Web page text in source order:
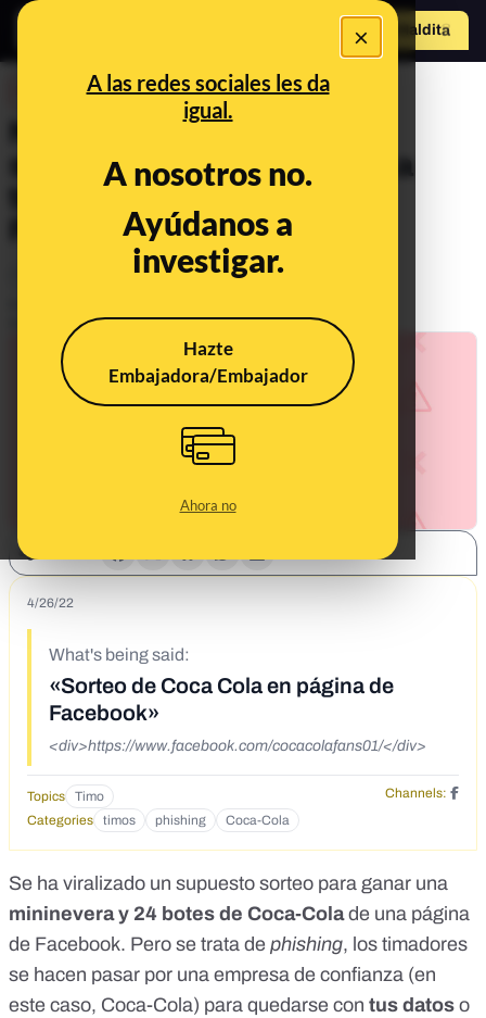
×
A las redes sociales les da
igual.
A nosotros no.
Ayúdanos a
investigar.
Hazte
Embajadora/Embajador
Ahora no
Hazte Maldito
No, Coca-Cola no está
sorteando una mininevera a
través de esta página de
Facebook: es 'phishing'
Actualizado elMay 27, 2022, 8:50:00 AM
4/26/22
What's being said:
«Sorteo de Coca Cola en página de
Facebook»
<div>https://www.facebook.com/cocacolafans01/</div>
Topics Timo
Channels:
Categories
timos phishing Coca-Cola
Se ha viralizado un supuesto sorteo para ganar una
mininevera y 24 botes de Coca-Cola de una página
de Facebook. Pero se trata de phishing, los timadores
se hacen pasar por una empresa de confianza (en
este caso, Coca-Cola) para quedarse con tus datos o